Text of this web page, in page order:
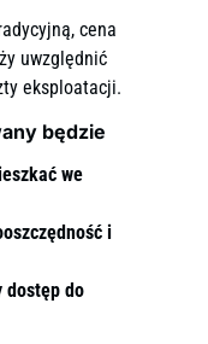
cena
uwzględnić
eksploatacji.
będzie
we
i
dostęp do